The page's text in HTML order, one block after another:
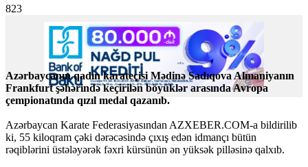
823
Azərbaycanın qadın karateçisi Mədinə Sadıqova Almaniyanın
Frankfurt şəhərində keçirilən böyüklər arasında Avropa
çempionatında qızıl medal qazanıb.
Azərbaycan Karate Federasiyasından AZXEBER.COM-a bildirilib
ki, 55 kiloqram çəki dərəcəsində çıxış edən idmançı bütün
rəqiblərini üstələyərək fəxri kürsünün ən yüksək pilləsinə qalxıb.